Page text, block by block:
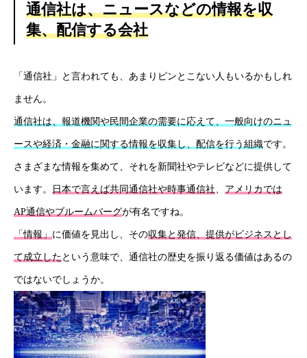
通信社は、ニュースなどの情報を収
集、配信する会社
「通信社」と言われても、あまりピンとこない人もいるかもしれ
ません。
通信社は、報道機関や民間企業の需要に応えて、一般向けのニュ
ースや経済・金融に関する情報を収集し、配信を行う組織です。
さまざまな情報を集めて、それを新聞社やテレビなどに提供して
います。 日本で言えば共同通信社や時事通信社、 アメリカでは
AP通信やブルームバーグが有名ですね。
「情報」に価値を見出し、その収集と発信、提供がビジネスとし
て成立したという意味で、通信社の歴史を振り返る価値はあるの
ではないでしょうか。